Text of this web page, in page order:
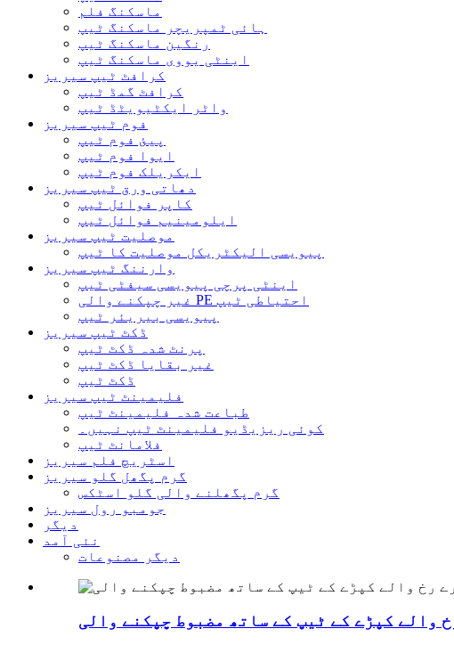
ماسکنگ فلم
ہائی ٹمپریچر ماسکنگ ٹیپ
رنگین ماسکنگ ٹیپ
اینٹی یووی ماسکنگ ٹیپ
کرافٹ ٹیپ سیریز
کرافٹ گمڈ ٹیپ
واٹر ایکٹیویٹڈ ٹیپ
فوم ٹیپ سیریز
پیئ فوم ٹیپ
ایوا فوم ٹیپ
ایکریلک فوم ٹیپ
دھاتی ورق ٹیپ سیریز
کاپر فوائل ٹیپ
ایلومینیم فوائل ٹیپ
موصلیت ٹیپ سیریز
پیویسی الیکٹریکل موصلیت کا ٹیپ
وارننگ ٹیپ سیریز
اینٹی پرچی پیویسی سیفٹی ٹیپ
غیر چپکنے والی PE احتیاطی ٹیپ
پیویسی بیریئر ٹیپ
ڈکٹ ٹیپ سیریز
پرنٹ شدہ ڈکٹ ٹیپ
غیر بقایا ڈکٹ ٹیپ
ڈکٹ ٹیپ
فلیمینٹ ٹیپ سیریز
طباعت شدہ فلیمینٹ ٹیپ
کوئی ریزیڈیو فلیمینٹ ٹیپ نہیں۔
فلامانٹ ٹیپ
اسٹریچ فلم سیریز
گرم پگھل گلو سیریز
گرم پگھلنے والی گلو اسٹکس
جومبو رول سیریز
دیگر
نئی آمد
دیگر مصنوعات
والے کپڑے کے ٹیپ کے ساتھ مضبوط چپکنے والی